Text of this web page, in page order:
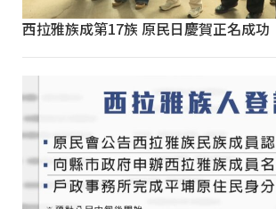
西拉雅族成第17族 原民日慶賀正名成功